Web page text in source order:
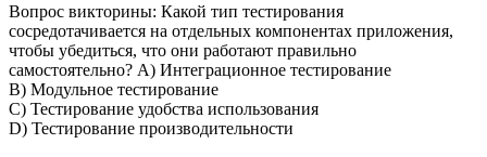
Вопрос викторины: Какой тип тестирования
сосредотачивается на отдельных компонентах приложения,
чтобы убедиться, что они работают правильно
самостоятельно? A) Интеграционное тестирование
B) Модульное тестирование
C) Тестирование удобства использования
D) Тестирование производительности